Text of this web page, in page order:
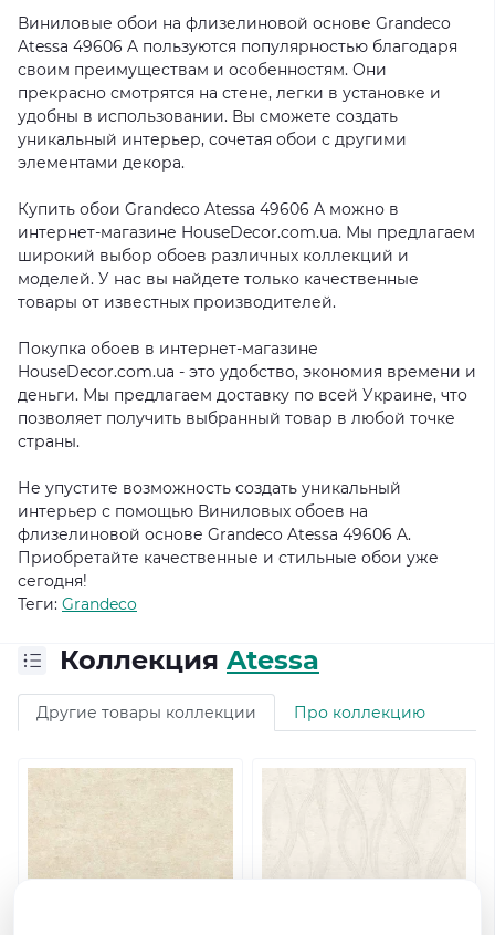
Виниловые обои на флизелиновой основе Grandeco
Atessa 49606 A пользуются популярностью благодаря
своим преимуществам и особенностям. Они
прекрасно смотрятся на стене, легки в установке и
удобны в использовании. Вы сможете создать
уникальный интерьер, сочетая обои с другими
элементами декора.
Купить обои Grandeco Atessa 49606 A можно в
интернет-магазине HouseDecor.com.ua. Мы предлагаем
широкий выбор обоев различных коллекций и
моделей. У нас вы найдете только качественные
товары от известных производителей.
Покупка обоев в интернет-магазине
HouseDecor.com.ua - это удобство, экономия времени и
деньги. Мы предлагаем доставку по всей Украине, что
позволяет получить выбранный товар в любой точке
страны.
Не упустите возможность создать уникальный
интерьер с помощью Виниловых обоев на
флизелиновой основе Grandeco Atessa 49606 A.
Приобретайте качественные и стильные обои уже
сегодня!
Теги: Grandeco
Коллекция Atessa
Другие товары коллекции Про коллекцию